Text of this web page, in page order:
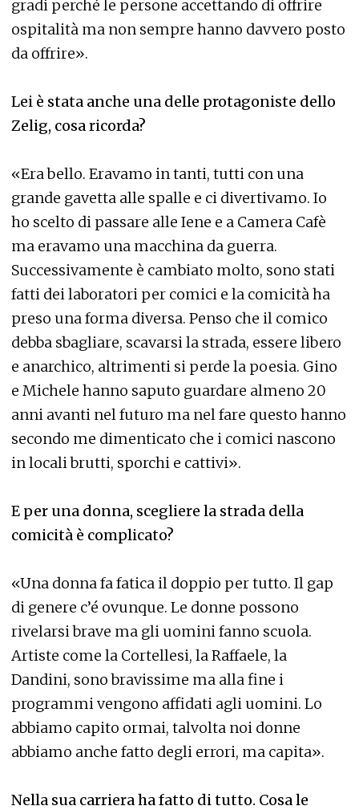
gradi perché le persone accettando di offrire
ospitalità ma non sempre hanno davvero posto
da offrire».
Lei è stata anche una delle protagoniste dello
Zelig, cosa ricorda?
«Era bello. Eravamo in tanti, tutti con una
grande gavetta alle spalle e ci divertivamo. Io
ho scelto di passare alle Iene e a Camera Cafè
ma eravamo una macchina da guerra.
Successivamente è cambiato molto, sono stati
fatti dei laboratori per comici e la comicità ha
preso una forma diversa. Penso che il comico
debba sbagliare, scavarsi la strada, essere libero
e anarchico, altrimenti si perde la poesia. Gino
e Michele hanno saputo guardare almeno 20
anni avanti nel futuro ma nel fare questo hanno
secondo me dimenticato che i comici nascono
in locali brutti, sporchi e cattivi».
E per una donna, scegliere la strada della
comicità è complicato?
«Una donna fa fatica il doppio per tutto. Il gap
di genere c’é ovunque. Le donne possono
rivelarsi brave ma gli uomini fanno scuola.
Artiste come la Cortellesi, la Raffaele, la
Dandini, sono bravissime ma alla fine i
programmi vengono affidati agli uomini. Lo
abbiamo capito ormai, talvolta noi donne
abbiamo anche fatto degli errori, ma capita».
Nella sua carriera ha fatto di tutto. Cosa le